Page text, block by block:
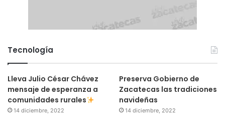
Tecnología
Lleva Julio César Chávez
mensaje de esperanza a
comunidades rurales
14 diciembre, 2022
Preserva Gobierno de
Zacatecas las tradiciones
navideñas
14 diciembre, 2022